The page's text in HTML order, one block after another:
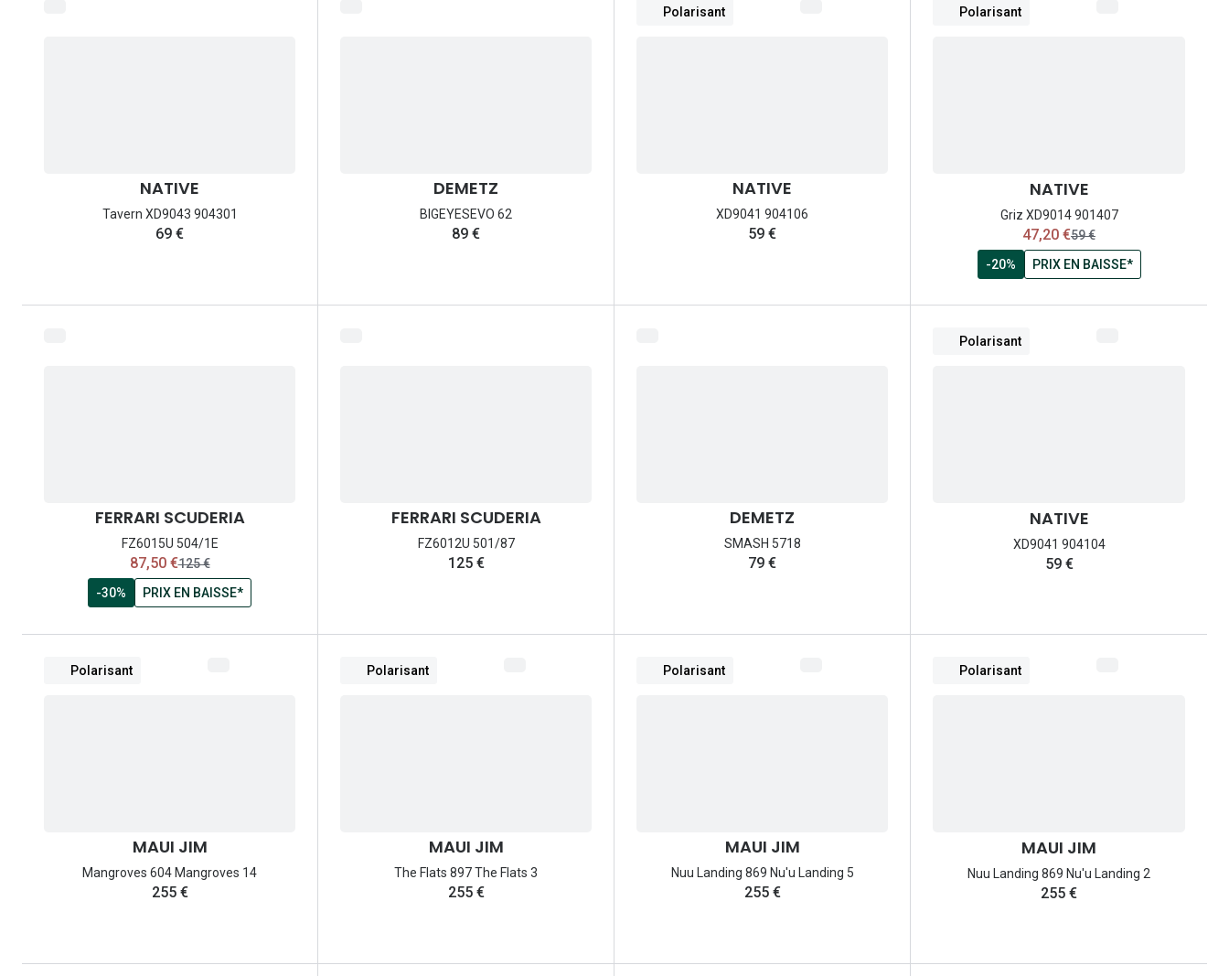
NATIVE
Tavern XD9043 904301
69 €
DEMETZ
BIGEYESEVO 62
89 €
Polarisant
NATIVE
XD9041 904106
59 €
Polarisant
NATIVE
Griz XD9014 901407
maintenant:
47,20 €ancien prix:
59 €
-20%
PRIX EN BAISSE*
FERRARI SCUDERIA
FZ6015U 504/1E
maintenant:
87,50 €ancien prix:
125 €
-30%
PRIX EN BAISSE*
FERRARI SCUDERIA
FZ6012U 501/87
125 €
DEMETZ
SMASH 5718
79 €
Polarisant
NATIVE
XD9041 904104
59 €
Polarisant
MAUI JIM
Mangroves 604 Mangroves 14
255 €
Polarisant
MAUI JIM
The Flats 897 The Flats 3
255 €
Polarisant
MAUI JIM
Nuu Landing 869 Nu'u Landing 5
255 €
Polarisant
MAUI JIM
Nuu Landing 869 Nu'u Landing 2
255 €